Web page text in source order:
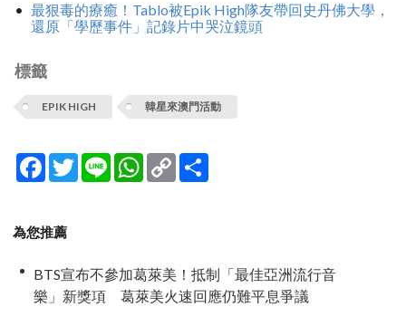
最狠毒的療癒！Tablo被Epik High隊友帶回史丹佛大學，
還原「學歷事件」記錄片中哭泣鏡頭
標籤
EPIK HIGH 韓星來澳門活動
Facebook
TwitterLine WhatsApp
Copy
Link
為您推薦
BTS宣布不參加葛萊美！抵制「最佳亞洲流行音
樂」新獎項 葛萊美火速回應仍難平息爭議